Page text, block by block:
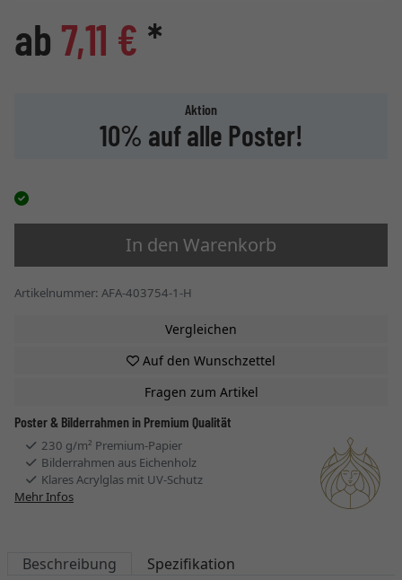
ab 7,11 € *
Aktion
10% auf alle Poster!
In den Warenkorb
Artikelnummer: AFA-403754-1-H
Vergleichen
Auf den Wunschzettel
Fragen zum Artikel
Poster & Bilderrahmen in Premium Qualität
230 g/m² Premium-Papier
Bilderrahmen aus Eichenholz
Klares Acrylglas mit UV-Schutz
Mehr Infos
Beschreibung Spezifikation